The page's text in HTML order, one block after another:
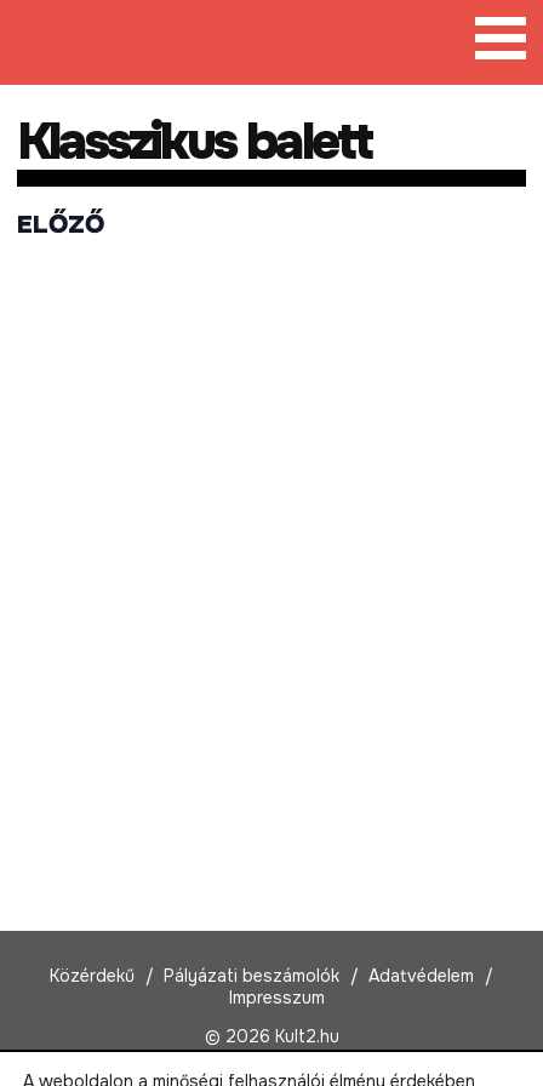
Klasszikus balett
ELŐZŐ
Közérdekű Pályázati beszámolók
Adatvédelem
Impresszum
© 2026 Kult2.hu
A weboldalon a minőségi felhasználói élmény érdekében